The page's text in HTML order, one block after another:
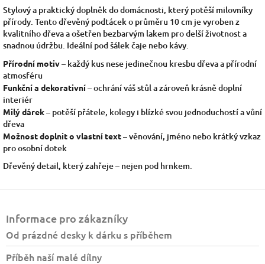
Stylový a praktický doplněk do domácnosti, který potěší milovníky
přírody. Tento dřevěný podtácek o průměru 10 cm je vyroben z
kvalitního dřeva a ošetřen bezbarvým lakem pro delší životnost a
snadnou údržbu. Ideální pod šálek čaje nebo kávy.
Přírodní motiv– každý kus nese jedinečnou kresbu dřeva a přírodní
atmosféru
Funkční a dekorativní– ochrání váš stůl a zároveň krásně doplní
interiér
Milý dárek– potěší přátele, kolegy i blízké svou jednoduchostí a vůní
dřeva
Možnost doplnit o vlastní text– věnování, jméno nebo krátký vzkaz
pro osobní dotek
Dřevěný detail, který zahřeje – nejen pod hrnkem.
Informace pro zákazníky
Od prázdné desky k dárku s příběhem
Příběh naší malé dílny